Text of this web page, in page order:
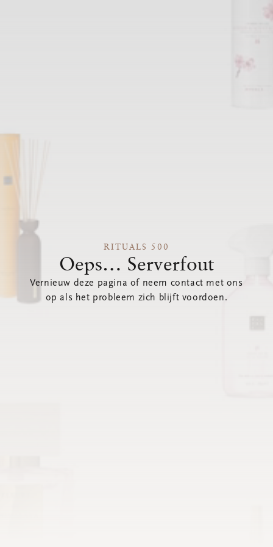
RITUALS 500
Oeps… Serverfout
Vernieuw deze pagina of neem contact met ons
op als het probleem zich blijft voordoen.